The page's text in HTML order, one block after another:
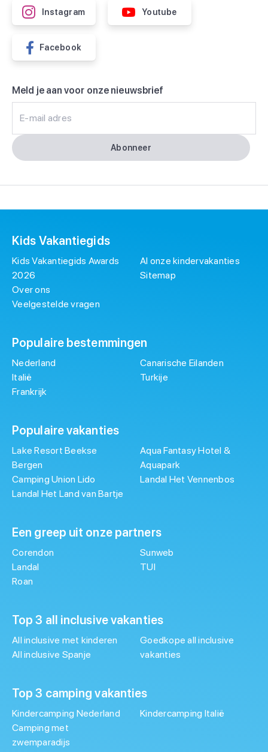
Instagram Youtube
Facebook
Meld je aan voor onze nieuwsbrief
E-mail adres
Abonneer
Kids Vakantiegids
Kids Vakantiegids Awards
2026
Over ons
Veelgestelde vragen
Al onze kindervakanties
Sitemap
Populaire bestemmingen
Nederland
Italië
Frankrijk
Canarische Eilanden
Turkije
Populaire vakanties
Lake Resort Beekse
Bergen
Camping Union Lido
Landal Het Land van Bartje
Aqua Fantasy Hotel &
Aquapark
Landal Het Vennenbos
Een greep uit onze partners
Corendon
Landal
Roan
Sunweb
TUI
Top 3 all inclusive vakanties
All inclusive met kinderen
All inclusive Spanje
Goedkope all inclusive
vakanties
Top 3 camping vakanties
Kindercamping Nederland
Camping met
zwemparadijs
Kindercamping Italië